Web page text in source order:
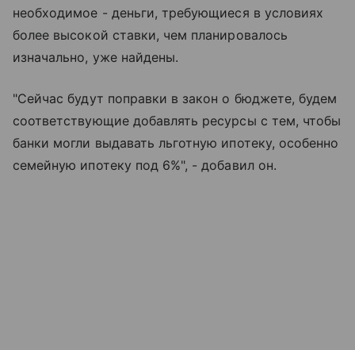
необходимое - деньги, требующиеся в условиях
более высокой ставки, чем планировалось
изначально, уже найдены.
"Сейчас будут поправки в закон о бюджете, будем
соответствующие добавлять ресурсы с тем, чтобы
банки могли выдавать льготную ипотеку, особенно
семейную ипотеку под 6%", - добавил он.